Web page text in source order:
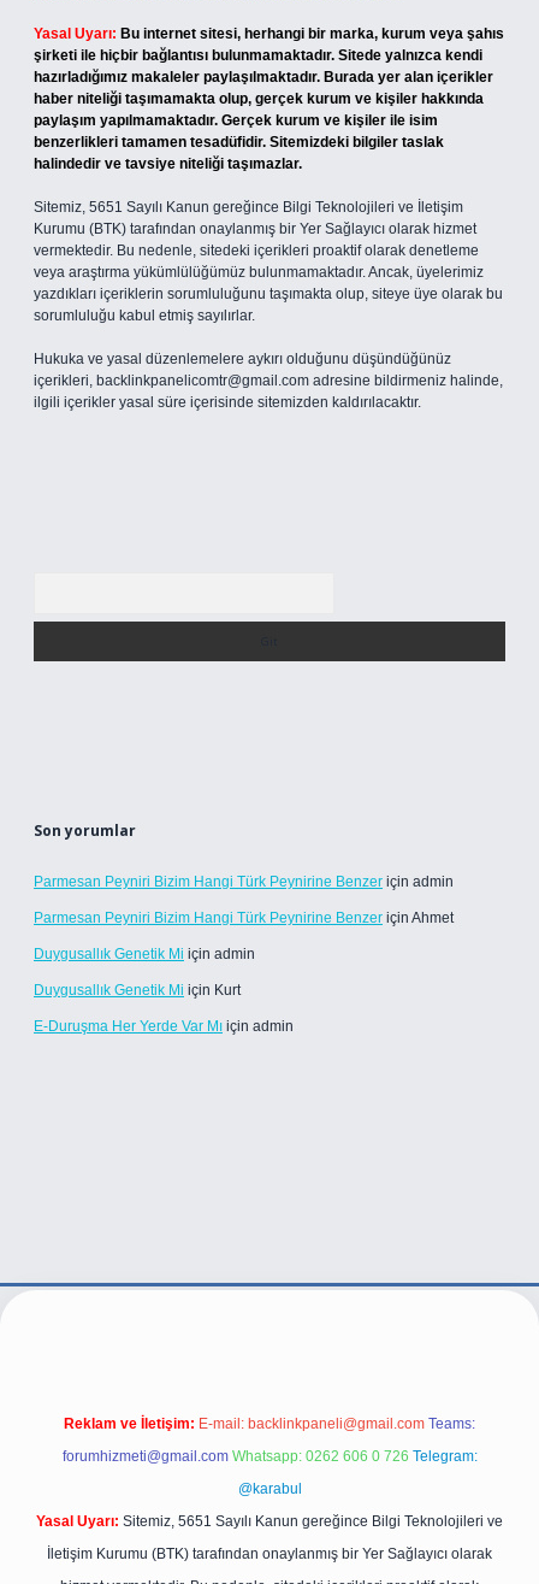
Yasal Uyarı: Bu internet sitesi, herhangi bir marka, kurum veya şahıs
şirketi ile hiçbir bağlantısı bulunmamaktadır. Sitede yalnızca kendi
hazırladığımız makaleler paylaşılmaktadır. Burada yer alan içerikler
haber niteliği taşımamakta olup, gerçek kurum ve kişiler hakkında
paylaşım yapılmamaktadır. Gerçek kurum ve kişiler ile isim
benzerlikleri tamamen tesadüfidir. Sitemizdeki bilgiler taslak
halindedir ve tavsiye niteliği taşımazlar.
Sitemiz, 5651 Sayılı Kanun gereğince Bilgi Teknolojileri ve İletişim
Kurumu (BTK) tarafından onaylanmış bir Yer Sağlayıcı olarak hizmet
vermektedir. Bu nedenle, sitedeki içerikleri proaktif olarak denetleme
veya araştırma yükümlülüğümüz bulunmamaktadır. Ancak, üyelerimiz
yazdıkları içeriklerin sorumluluğunu taşımakta olup, siteye üye olarak bu
sorumluluğu kabul etmiş sayılırlar.
Hukuka ve yasal düzenlemelere aykırı olduğunu düşündüğünüz
içerikleri, backlinkpanelicomtr@gmail.com adresine bildirmeniz halinde,
ilgili içerikler yasal süre içerisinde sitemizden kaldırılacaktır.
Son yorumlar
Parmesan Peyniri Bizim Hangi Türk Peynirine Benzer için admin
Parmesan Peyniri Bizim Hangi Türk Peynirine Benzer için Ahmet
Duygusallık Genetik Mi için admin
Duygusallık Genetik Mi için Kurt
E-Duruşma Her Yerde Var Mı için admin
Reklam ve İletişim: E-mail: backlinkpaneli@gmail.com Teams:
forumhizmeti@gmail.com Whatsapp: 0262 606 0 726 Telegram:
@karabul
Yasal Uyarı: Sitemiz, 5651 Sayılı Kanun gereğince Bilgi Teknolojileri ve
İletişim Kurumu (BTK) tarafından onaylanmış bir Yer Sağlayıcı olarak